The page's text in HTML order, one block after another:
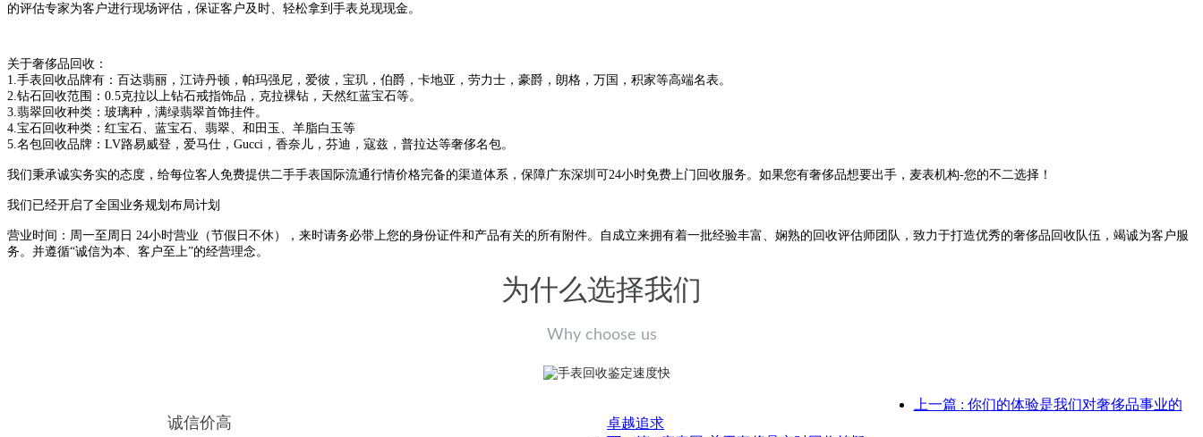
的评估专家为客户进行现场评估，保证客户及时、轻松拿到手表兑现现金。
关于奢侈品回收：
1.手表回收品牌有：百达翡丽，江诗丹顿，帕玛强尼，爱彼，宝玑，伯爵，卡地亚，劳力士，豪爵，朗格，万国，积家等高端名表。
2.钻石回收范围：0.5克拉以上钻石戒指饰品，克拉裸钻，天然红蓝宝石等。
3.翡翠回收种类：玻璃种，满绿翡翠首饰挂件。
4.宝石回收种类：红宝石、蓝宝石、翡翠、和田玉、羊脂白玉等
5.名包回收品牌：LV路易威登，爱马仕，Gucci，香奈儿，芬迪，寇兹，普拉达等奢侈名包。
我们秉承诚实务实的态度，给每位客人免费提供二手手表国际流通行情价格完备的渠道体系，保障广东深圳可24小时免费上门回收服务。如果您有奢侈品想要出手，麦表机构-您的不二选择！
我们已经开启了全国业务规划布局计划
营业时间：周一至周日 24小时营业（节假日不休），来时请务必带上您的身份证件和产品有关的所有附件。自成立来拥有着一批经验丰富、娴熟的回收评估师团队，致力于打造优秀的奢侈品回收队伍，竭诚为客户服
务。并遵循“诚信为本、客户至上”的经营理念。
为什么选择我们
Why choose us
诚信价高
上一篇 : 你们的体验是我们对奢侈品事业的
卓越追求